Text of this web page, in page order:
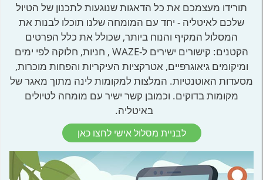
תורידו מעצמכם את כל הדאגות שנוגעות לתכנון של הטיול
שלכם לאיטליה - יחד עם המומחה שלנו תוכלו לבנות את
המסלול המקיף והנוח ביותר, שכולל את כלל הפרטים
הקטנים: קישורים ישירים ל-WAZE , חניות, חלוקה לפי ימים
ומיקומים גיאוגרפיים, אטרקציות העיקריות והפחות מוכרות,
מסעדות האוטנטיות. המלצות למקומות לינה מתוך מאגר של
מקומות בדוקים. וכמובן קשר ישיר עם מומחה לטיולים
באיטליה.
לבניית מסלול אישי לחצו כאן